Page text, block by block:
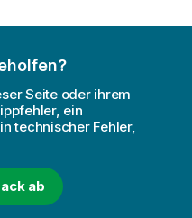
Seite oder ihrem
ein
technischer Fehler,
ab